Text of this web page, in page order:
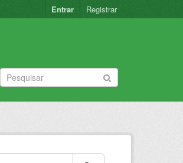
Entrar Registrar